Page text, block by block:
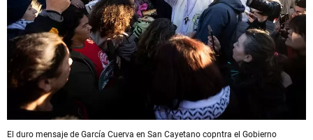
El duro mensaje de García Cuerva en San Cayetano copntra el Gobierno